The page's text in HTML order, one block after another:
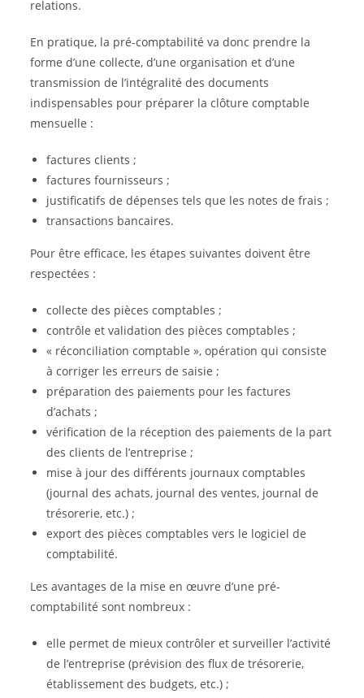
relations.
En pratique, la pré-comptabilité va donc prendre la
forme d’une collecte, d’une organisation et d’une
transmission de l’intégralité des documents
indispensables pour préparer la clôture comptable
mensuelle :
factures clients ;
factures fournisseurs ;
justificatifs de dépenses tels que les notes de frais ;
transactions bancaires.
Pour être efficace, les étapes suivantes doivent être
respectées :
collecte des pièces comptables ;
contrôle et validation des pièces comptables ;
« réconciliation comptable », opération qui consiste
à corriger les erreurs de saisie ;
préparation des paiements pour les factures
d’achats ;
vérification de la réception des paiements de la part
des clients de l’entreprise ;
mise à jour des différents journaux comptables
(journal des achats, journal des ventes, journal de
trésorerie, etc.) ;
export des pièces comptables vers le logiciel de
comptabilité.
Les avantages de la mise en œuvre d’une pré-
comptabilité sont nombreux :
elle permet de mieux contrôler et surveiller l’activité
de l’entreprise (prévision des flux de trésorerie,
établissement des budgets, etc.) ;